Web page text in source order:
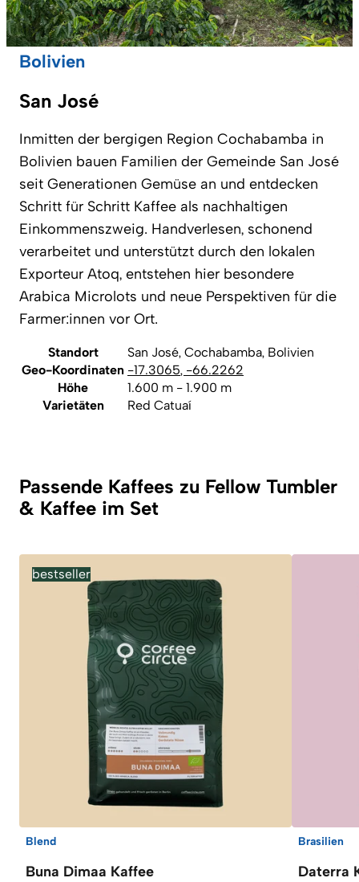
Bolivien
San José
Inmitten der bergigen Region Cochabamba in
Bolivien bauen Familien der Gemeinde San José
seit Generationen Gemüse an und entdecken
Schritt für Schritt Kaffee als nachhaltigen
Einkommenszweig. Handverlesen, schonend
verarbeitet und unterstützt durch den lokalen
Exporteur Atoq, entstehen hier besondere
Arabica Microlots und neue Perspektiven für die
Farmer:innen vor Ort.
Standort
San José, Cochabamba, Bolivien
Geo-Koordinaten -17.3065, -66.2262
Höhe
1.600 m - 1.900 m
Varietäten
Red Catuaí
Passende Kaffees zu Fellow Tumbler
& Kaffee im Set
bestseller
Blend
Buna Dimaa Kaffee
Brasilien
Daterra